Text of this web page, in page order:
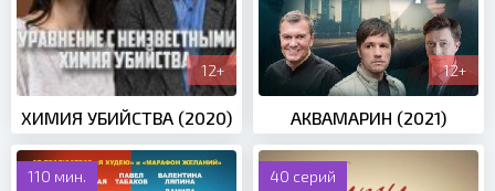
12+
ХИМИЯ УБИЙСТВА (2020)
12+
АКВАМАРИН (2021)
110 мин. 40 серий